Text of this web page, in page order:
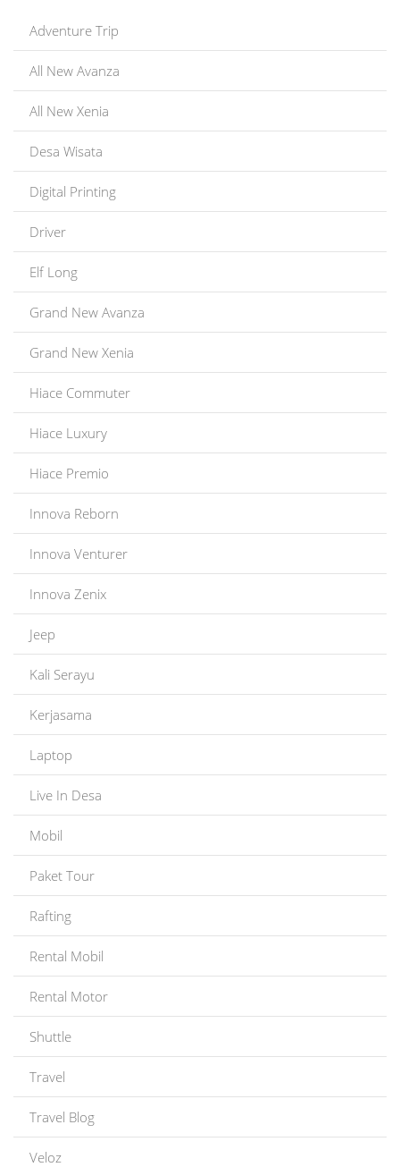
Adventure Trip
All New Avanza
All New Xenia
Desa Wisata
Digital Printing
Driver
Elf Long
Grand New Avanza
Grand New Xenia
Hiace Commuter
Hiace Luxury
Hiace Premio
Innova Reborn
Innova Venturer
Innova Zenix
Jeep
Kali Serayu
Kerjasama
Laptop
Live In Desa
Mobil
Paket Tour
Rafting
Rental Mobil
Rental Motor
Shuttle
Travel
Travel Blog
Veloz